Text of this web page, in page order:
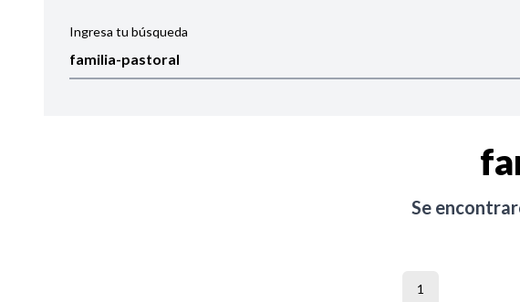
Ingresa tu búsqueda
Se
1